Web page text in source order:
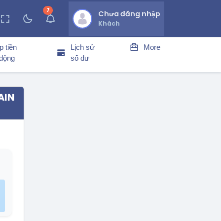
7thông báo chưa đọcChưa đăng nhập
Khách
tiền
Lịch sử
số dư
More